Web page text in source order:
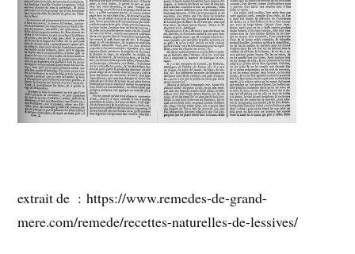
extrait de : https://www.remedes-de-grand-
mere.com/remede/recettes-naturelles-de-lessives/